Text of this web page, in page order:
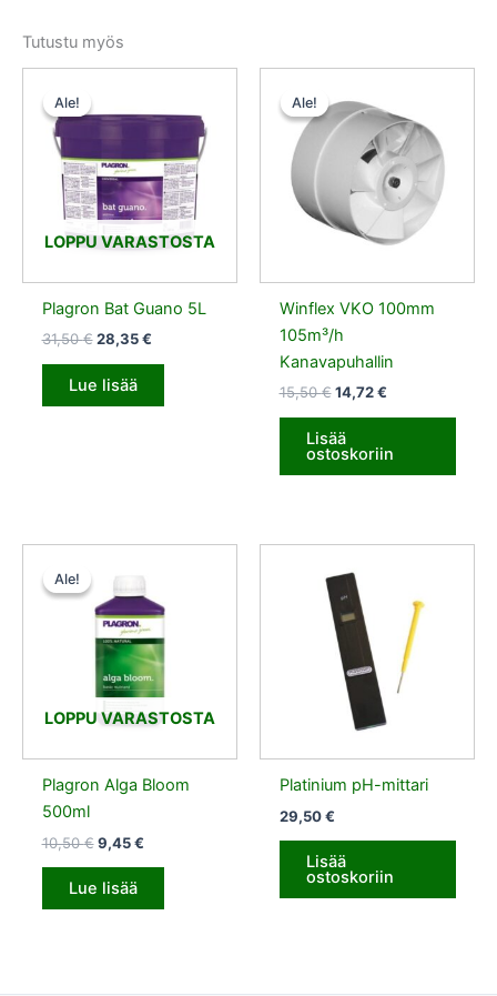
Tutustu myös
Ale!
LOPPU VARASTOSTA
Ale!
Plagron Bat Guano 5L
31,50€
Alkuperäinen
oli:
28,35€
Nykyinen
on:
28,35 €.
Lue lisää
Ale!
Ale!
Winflex VKO 100mm
105m³/h
Kanavapuhallin
15,50€
Alkuperäinen
oli:
15,50 €.
14,72€
Nykyinen
on:
14,72 €.
Lisää
ostoskoriin
Ale!
LOPPU VARASTOSTA
Ale!
Plagron Alga Bloom
500ml
10,50€
Alkuperäinen
10,50 €.
9,45€
Nykyinen
9,45 €.
Lue lisää
Platinium pH-mittari
29,50€
Lisää
ostoskoriin